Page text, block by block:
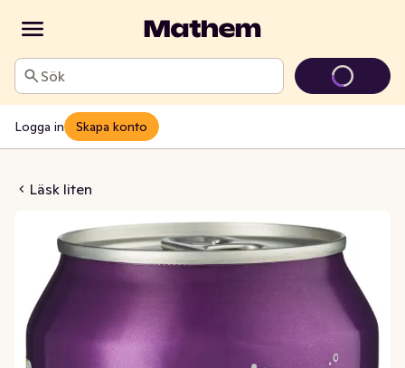
Sök
Logga in Skapa konto
Läsk liten
Zero